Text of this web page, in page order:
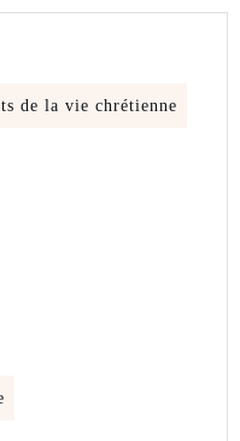
de la vie chrétienne